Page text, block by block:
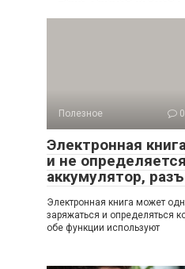
Полезное 0
Электронная
и не
аккумулятор,
Электронная книга может
заряжаться и определяться
обе функции используют